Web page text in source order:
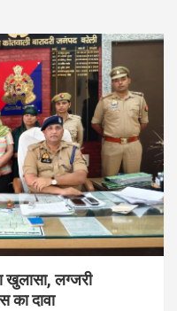
खुलासा, लग्जरी
दावा